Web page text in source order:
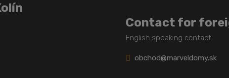
Contact for
English speaking contact
obchod@marveldomy.sk